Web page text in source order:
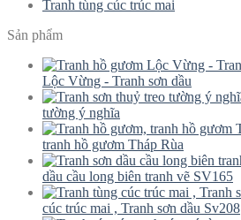
Tranh tùng cúc trúc mai
Sản phẩm
Lộc Vừng - Tranh sơn dầu
tường ý nghĩa
tranh hồ gươm Tháp Rùa
dầu cầu long biên tranh vẽ SV165
cúc trúc mai , Tranh sơn dầu Sv208